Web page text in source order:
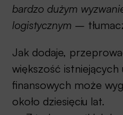
bardzo dużym
logistycznym –
Jak dodaje,
większość
finansowych może
około dziesięciu lat.